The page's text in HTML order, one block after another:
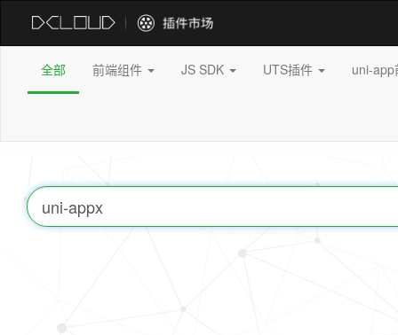
全部 前端组件 JS SDK UTS插件 uni-